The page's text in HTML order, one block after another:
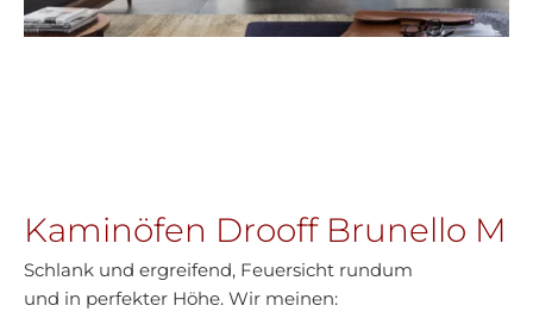
Kaminöfen Drooff Brunello M
Schlank und ergreifend, Feuersicht rundum
und in perfekter Höhe. Wir meinen: